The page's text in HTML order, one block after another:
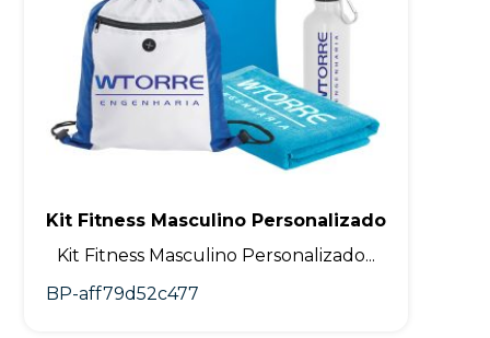
Kit Fitness Masculino Personalizado
Kit Fitness Masculino Personalizado...
BP-aff79d52c477